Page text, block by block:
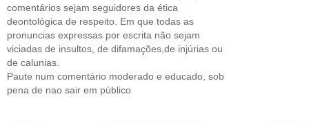
comentários sejam seguidores da ética
deontológica de respeito. Em que todas as
pronuncias expressas por escrita não sejam
viciadas de insultos, de difamações,de injúrias ou
de calunias.
Paute num comentário moderado e educado, sob
pena de nao sair em público